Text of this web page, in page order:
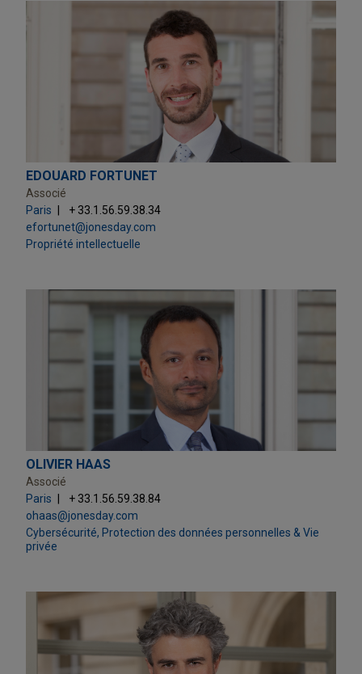
EDOUARD FORTUNET
Associé
Paris
+ 33.1.56.59.38.34
efortunet@jonesday.com
Propriété intellectuelle
OLIVIER HAAS
Associé
Paris
+ 33.1.56.59.38.84
ohaas@jonesday.com
Cybersécurité, Protection des données personnelles & Vie
privée